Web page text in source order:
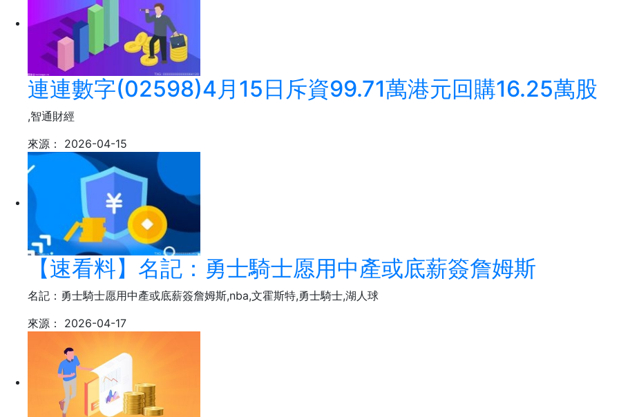
連連數字(02598)4月15日斥資99.71萬港元回購16.25萬股
,智通財經
來源：
2026-04-15
【速看料】名記：勇士騎士愿用中產或底薪簽詹姆斯
名記：勇士騎士愿用中產或底薪簽詹姆斯,nba,文霍斯特,勇士騎士,湖人球
來源：
2026-04-17